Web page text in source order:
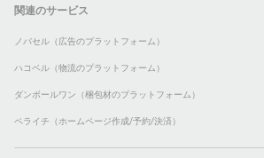
関連のサービス
ノバセル（広告のプラットフォーム）
ハコベル（物流のプラットフォーム）
ダンボールワン（梱包材のプラットフォーム）
ペライチ（ホームページ作成/予約/決済）